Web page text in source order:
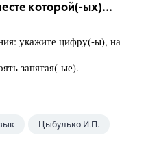
которой(-ых)...
укажите цифру(-ы), на
запятая(-ые).
Цыбулько И.П.